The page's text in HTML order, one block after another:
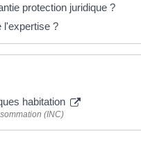
protection juridique ?
l'expertise ?
habitation
(INC)